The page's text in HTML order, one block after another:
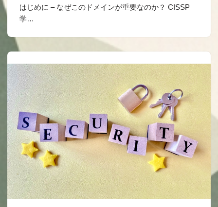
はじめに – なぜこのドメインが重要なのか？ CISSP
学…